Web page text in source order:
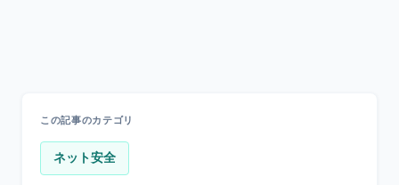
この記事のカテゴリ
ネット安全